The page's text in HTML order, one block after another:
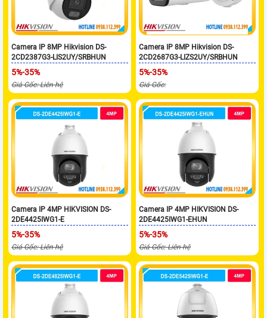
Camera IP 8MP Hikvision DS-
2CD2387G3-LIS2UY/SRBHUN
5%-35%
Giá Gốc: Liên hệ
Camera IP 8MP Hikvision DS-
2CD2687G3-LIZS2UY/SRBHUN
5%-35%
Giá Gốc:
Camera IP 4MP HIKVISION DS-
2DE4425IWG1-E
5%-35%
Giá Gốc: Liên hệ
Camera IP 4MP HIKVISION DS-
2DE4425IWG1-EHUN
5%-35%
Giá Gốc: Liên hệ